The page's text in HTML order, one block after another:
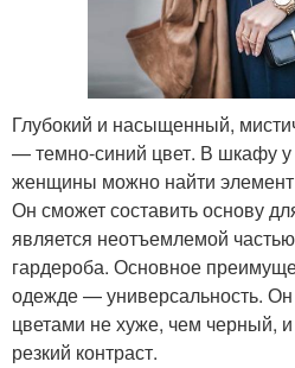
Глубокий и насыщенный,
— темно-синий цвет. В шкафу
женщины можно найти элемент
Он сможет составить основу
является неотъемлемой
гардероба. Основное
одежде — универсальность. Он
цветами не хуже, чем черный,
резкий контраст.